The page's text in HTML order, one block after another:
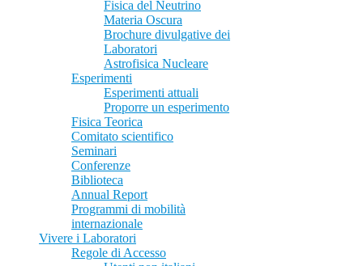
Fisica del Neutrino
Materia Oscura
Brochure divulgative dei
Laboratori
Astrofisica Nucleare
Esperimenti
Esperimenti attuali
Proporre un esperimento
Fisica Teorica
Comitato scientifico
Seminari
Conferenze
Biblioteca
Annual Report
Programmi di mobilità
internazionale
Vivere i Laboratori
Regole di Accesso